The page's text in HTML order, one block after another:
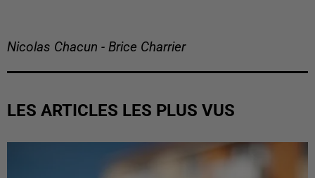
Nicolas Chacun - Brice Charrier
LES ARTICLES LES PLUS VUS